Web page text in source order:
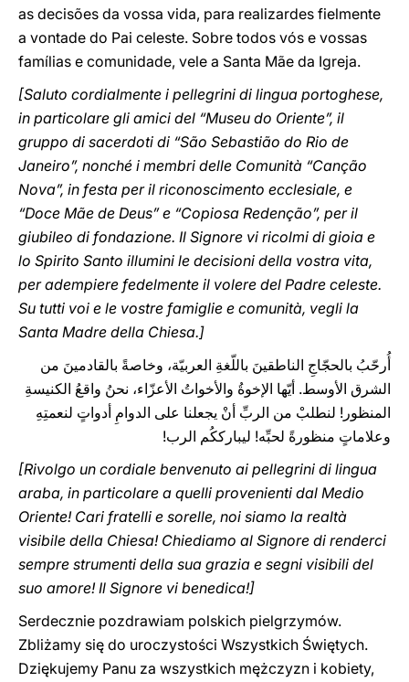
as decisões da vossa vida, para realizardes fielmente
a vontade do Pai celeste. Sobre todos vós e vossas
famílias e comunidade, vele a Santa Mãe da Igreja.
[Saluto cordialmente i pellegrini di lingua portoghese,
in particolare gli amici del “Museu do Oriente”, il
gruppo di sacerdoti di “São Sebastião do Rio de
Janeiro”, nonché i membri delle Comunità “Canção
Nova”, in festa per il riconoscimento ecclesiale, e
“Doce Mãe de Deus” e “Copiosa Redenção”, per il
giubileo di fondazione. Il Signore vi ricolmi di gioia e
lo Spirito Santo illumini le decisioni della vostra vita,
per adempiere fedelmente il volere del Padre celeste.
Su tutti voi e le vostre famiglie e comunità, vegli la
Santa Madre della Chiesa.]
أُرحّبُ بالحجّاجِ الناطقينَ باللّغةِ العربيّة، وخاصةً بالقادمينَ من
الشرق الأوسط. أيّها الإخوةُ والأخواتُ الأعزّاء، نحنُ واقعُ الكنيسةِ
المنظور! لنطلبْ من الربِّ أنْ يجعلنا على الدوامِ أدواتٍ لنعمتِهِ
وعلاماتٍ منظورةً لحبِّه! ليبارككُم الرب!
[Rivolgo un cordiale benvenuto ai pellegrini di lingua
araba, in particolare a quelli provenienti dal Medio
Oriente! Cari fratelli e sorelle, noi siamo la realtà
visibile della Chiesa! Chiediamo al Signore di renderci
sempre strumenti della sua grazia e segni visibili del
suo amore! Il Signore vi benedica!]
Serdecznie pozdrawiam polskich pielgrzymów.
Zbliżamy się do uroczystości Wszystkich Świętych.
Dziękujemy Panu za wszystkich mężczyzn i kobiety,